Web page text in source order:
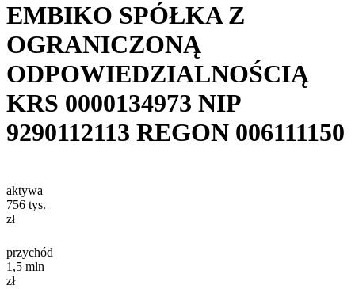
EMBIKO SPÓŁKA Z
OGRANICZONĄ
ODPOWIEDZIALNOŚCIĄ
KRS 0000134973 NIP
9290112113 REGON 006111150
aktywa
756 tys.
zł
przychód
1,5 mln
zł